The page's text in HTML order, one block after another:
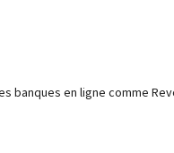
banques en ligne comme